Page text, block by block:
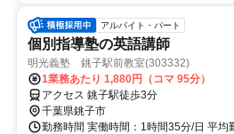
アルバイト・パート
個別指導塾の英語講師
明光義塾 銚子駅前教室(303332)
1業務あたり 1,880円（コマ 95分）
アクセス 銚子駅徒歩3分
千葉県銚子市
勤務時間 実働時間：1時間35分/日 平